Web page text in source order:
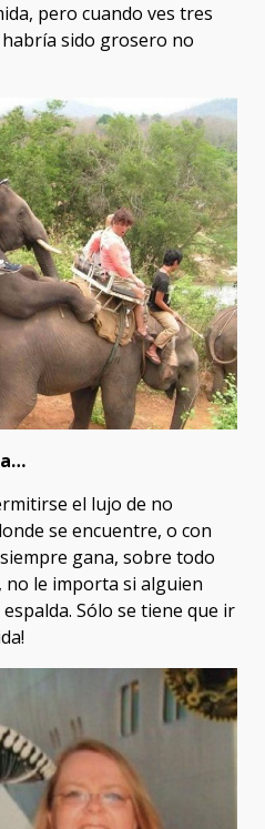
pero cuando ves tres
sido grosero no
el lujo de no
se encuentre, o con
gana, sobre todo
le importa si alguien
Sólo se tiene que ir